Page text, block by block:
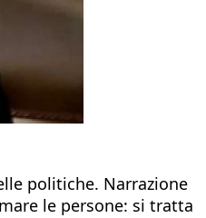
politiche. Narrazione
le persone: si tratta